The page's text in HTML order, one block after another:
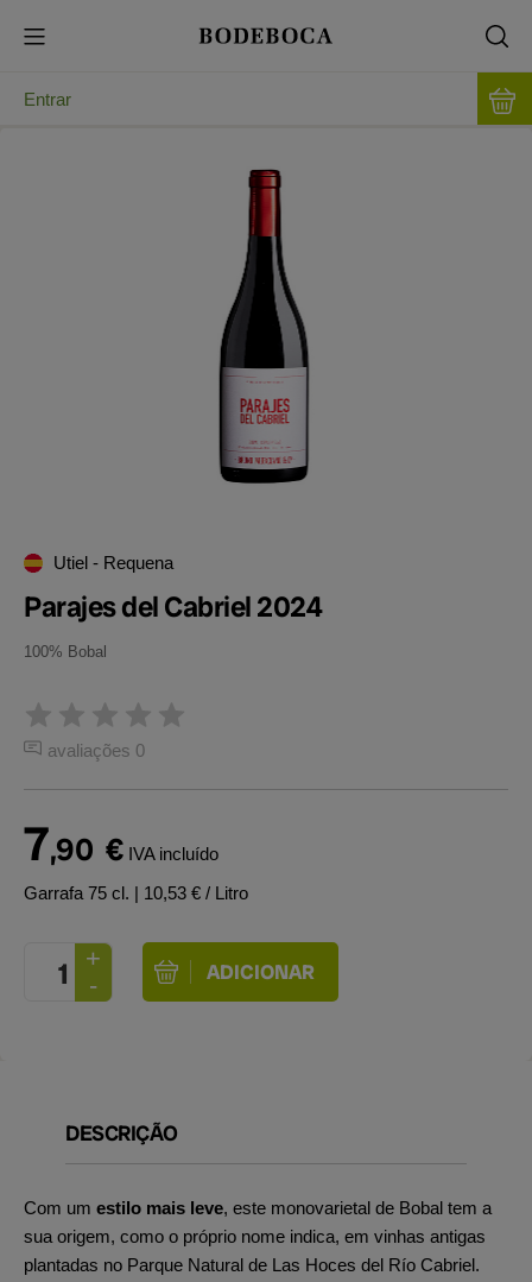
Entrar
Utiel - Requena
Parajes del Cabriel 2024
100% Bobal
avaliações 0
7,90 € IVA incluído
Garrafa 75 cl. | 10,53 € / Litro
DESCRIÇÃO
Com um estilo mais leve, este monovarietal de Bobal tem a
sua origem, como o próprio nome indica, em vinhas antigas
plantadas no Parque Natural de Las Hoces del Río Cabriel.